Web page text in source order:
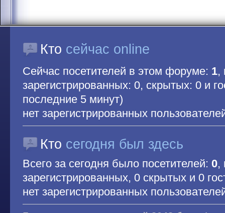
Кто сейчас online
Сейчас посетителей в этом форуме: 1,
зарегистрированных: 0, скрытых: 0 и
последние 5 минут)
нет зарегистрированных
Кто сегодня был здесь
Всего за сегодня было посетителей: 0,
зарегистрированных, 0 скрытых и 0
нет зарегистрированных